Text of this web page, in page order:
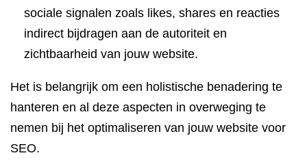
sociale signalen zoals likes, shares en reacties
indirect bijdragen aan de autoriteit en
zichtbaarheid van jouw website.
Het is belangrijk om een holistische benadering te
hanteren en al deze aspecten in overweging te
nemen bij het optimaliseren van jouw website voor
SEO.